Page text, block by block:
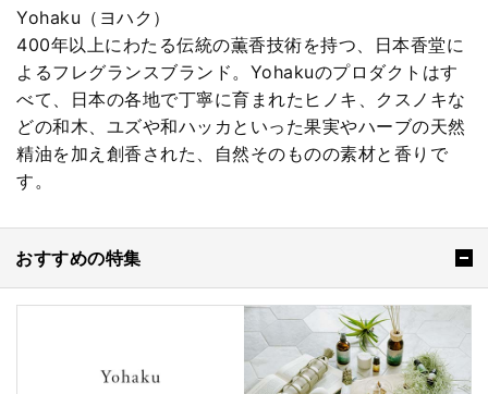
Yohaku（ヨハク）
400年以上にわたる伝統の薫香技術を持つ、日本香堂に
よるフレグランスブランド。Yohakuのプロダクトはす
べて、日本の各地で丁寧に育まれたヒノキ、クスノキな
どの和木、ユズや和ハッカといった果実やハーブの天然
精油を加え創香された、自然そのものの素材と香りで
す。
おすすめの特集